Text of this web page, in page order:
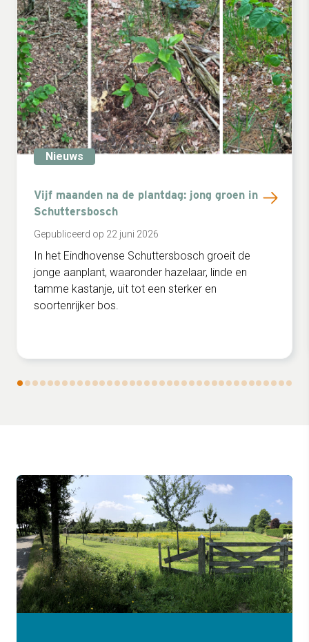
Nieuws
Vijf maanden na de plantdag: jong groen in
Schuttersbosch
Gepubliceerd op 22 juni 2026
In het Eindhovense Schuttersbosch groeit de
jonge aanplant, waaronder hazelaar, linde en
tamme kastanje, uit tot een sterker en
soortenrijker bos.